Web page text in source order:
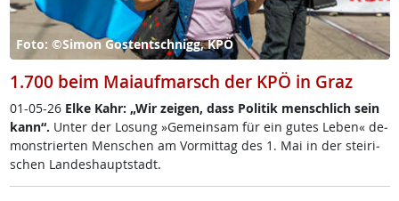
Foto: ©Simon Gostentschnigg, KPÖ
1.700 beim Maiaufmarsch der KPÖ in Graz
01-05-26 El­ke Kahr: „Wir zei­gen, dass Po­li­tik men­sch­lich sein
kan­n“. Un­ter der Lo­sung »Ge­mein­sam für ein gu­tes Le­ben« de­
mon­s­trier­ten Men­schen am Vor­mit­tag des 1. Mai in der stei­ri­
schen Lan­des­haupt­stadt.